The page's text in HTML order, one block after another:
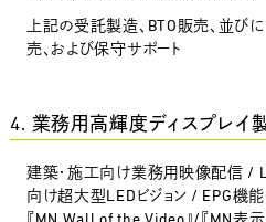
上記の受託製造、BTO販売、並び
売、および保守サポート
4. 業務用高輝度ディスプレイ
建築・施工向け業務用映像配信 /
向け超大型LEDビジョン / EPG機